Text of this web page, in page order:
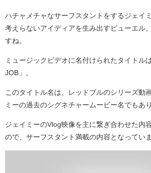
ハチャメチャなサーフスタントをするジェイ
考えらないアイディアを生み出すビューエル
すね。
ミュージックビデオに名付けられたタイトル
JOB」。
このタイトル名は、レッドブルのシリーズ動
ミーの過去のシグネチャームービー名でもあ
ジェイミーのVlog映像を主に繋ぎ合わせた内
ので、サーフスタント満載の内容となっていま